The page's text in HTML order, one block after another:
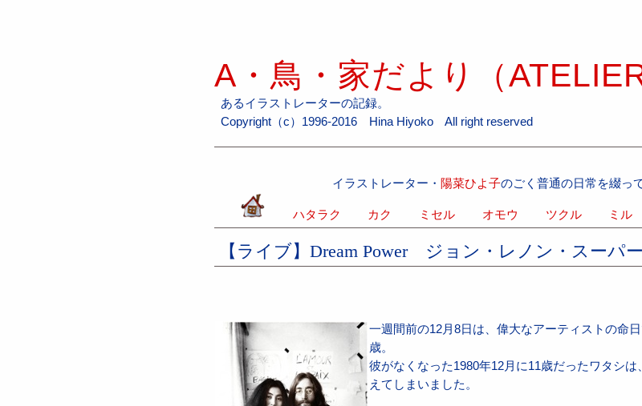
A・鳥・家だより（
あるイラストレーターの記録。
Copyright（c）1996-2016 Hina Hiyoko All right reserved
イラストレーター・ 陽菜ひよ子のごく普通の日常を綴っ
ハタラク カク ミセル オモウ ツクル ミル
【ライブ】Dream Power ジョン・レノン・スーパ
一週間前の12月8日は、偉大なアーティストの命
歳。
彼がなくなった1980年12月に11歳だったワタシ
えてしまいました。